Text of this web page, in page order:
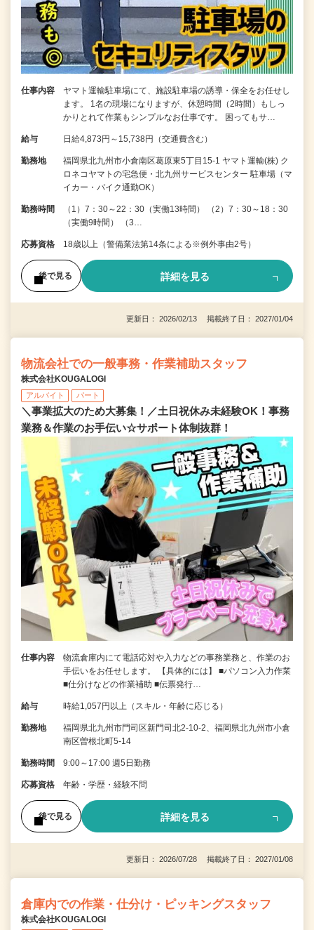
仕事内容
ヤマト運輸駐車場にて、施設駐車場の誘導・保全をお任せし
ます。 1名の現場になりますが、休憩時間（2時間）もしっ
かりとれて作業もシンプルなお仕事です。 困ってもサ…
給与 日給4,873円～15,738円（交通費含む）
勤務地
福岡県北九州市小倉南区葛原東5丁目15-1 ヤマト運輸(株) ク
ロネコヤマトの宅急便・北九州サービスセンター 駐車場（マ
イカー・バイク通勤OK）
勤務時間
（1）7：30～22：30（実働13時間） （2）7：30～18：30
（実働9時間） （3…
応募資格 18歳以上（警備業法第14条による※例外事由2号）
後で見る 詳細を見る
更新日： 2026/02/13 掲載終了日： 2027/01/04
物流会社での一般事務・作業補助スタッフ
株式会社KOUGALOGI
アルバイト パート
＼事業拡大のため大募集！／土日祝休み未経験OK！事務
業務＆作業のお手伝い☆サポート体制抜群！
仕事内容
物流倉庫内にて電話応対や入力などの事務業務と、作業のお
手伝いをお任せします。 【具体的には】 ■パソコン入力作業
■仕分けなどの作業補助 ■伝票発行…
給与 時給1,057円以上（スキル・年齢に応じる）
勤務地
福岡県北九州市門司区新門司北2-10-2、福岡県北九州市小倉
南区曽根北町5-14
勤務時間 9:00～17:00 週5日勤務
応募資格 年齢・学歴・経験不問
後で見る 詳細を見る
更新日： 2026/07/28 掲載終了日： 2027/01/08
倉庫内での作業・仕分け・ピッキングスタッフ
株式会社KOUGALOGI